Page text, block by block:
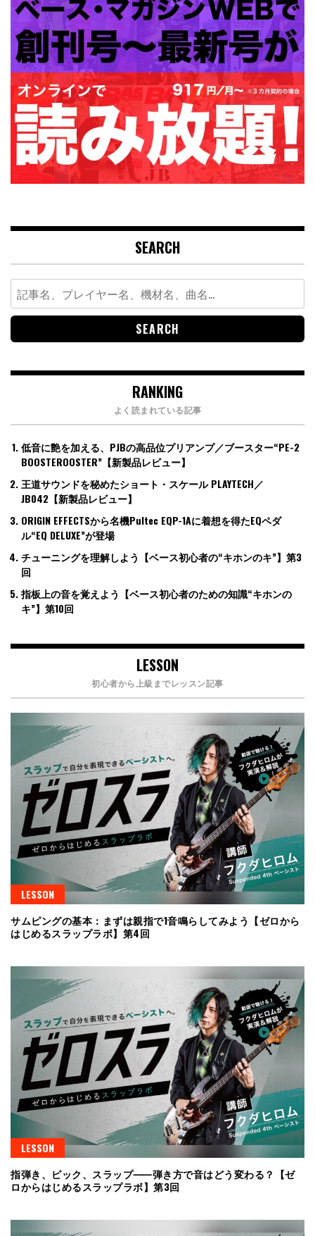
SEARCH
Search
for:
RANKING
よく読まれている記事
低音に艶を加える、PJBの高品位プリアンプ／ブースター“PE-2
BOOSTEROOSTER”【新製品レビュー】
王道サウンドを秘めたショート・スケール PLAYTECH／
JB042【新製品レビュー】
ORIGIN EFFECTSから名機Pultec EQP-1Aに着想を得たEQペダ
ル“EQ DELUXE”が登場
チューニングを理解しよう【ベース初心者の“キホンのキ”】第3
回
指板上の音を覚えよう【ベース初心者のための知識“キホンの
キ”】第10回
LESSON
初心者から上級までレッスン記事
LESSON
サムピングの基本：まずは親指で1音鳴らしてみよう【ゼロから
はじめるスラップラボ】第4回
LESSON
指弾き、ピック、スラップ⸺弾き方で音はどう変わる？【ゼ
ロからはじめるスラップラボ】第3回